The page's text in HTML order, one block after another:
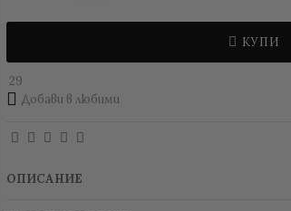
КУПИ
29
Добави в любими
ОПИСАНИЕ